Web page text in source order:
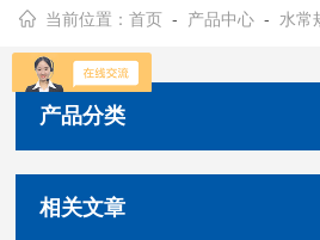
当前位置：首页 - 产品中心 - 水常
产品分类
相关文章